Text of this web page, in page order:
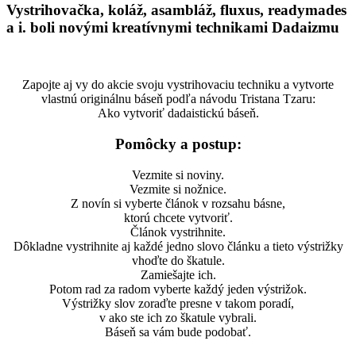
Vystrihovačka, koláž, asambláž, fluxus, readymades
a i. boli novými kreatívnymi technikami Dadaizmu
Zapojte aj vy do akcie svoju vystrihovaciu techniku a vytvorte
vlastnú originálnu báseň podľa návodu Tristana Tzaru:
Ako vytvoriť dadaistickú báseň.
Pomôcky a postup:
Vezmite si noviny.
Vezmite si nožnice.
Z novín si vyberte článok v rozsahu básne,
ktorú chcete vytvoriť.
Článok vystrihnite.
Dôkladne vystrihnite aj každé jedno slovo článku a tieto výstrižky
vhoďte do škatule.
Zamiešajte ich.
Potom rad za radom vyberte každý jeden výstrižok.
Výstrižky slov zoraďte presne v takom poradí,
v ako ste ich zo škatule vybrali.
Báseň sa vám bude podobať.